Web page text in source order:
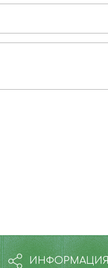
ИНФОРМАЦИЯ